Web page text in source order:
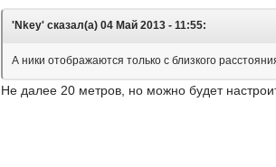
'Nkey' сказал(а) 04 Май 2013 - 11:55:
А ники отображаются только с близкого
Не далее 20 метров, но можно будет